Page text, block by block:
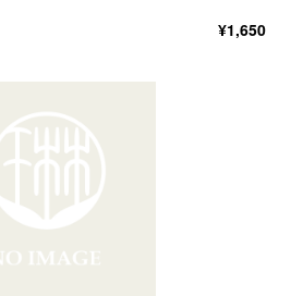
¥1,650